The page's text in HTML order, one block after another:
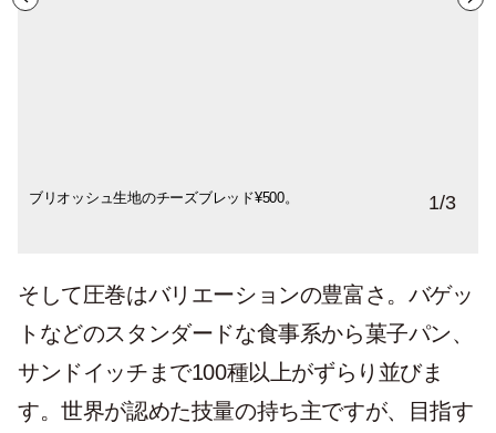
ブリオッシュ生地のチーズブレッド¥500。
抹茶とホワイトチョコ¥280。
クルミ&チーズ入りカンパーニュ、ゴルゴ
1/3
そして圧巻はバリエーションの豊富さ。バゲッ
トなどのスタンダードな食事系から菓子パン、
サンドイッチまで100種以上がずらり並びま
す。世界が認めた技量の持ち主ですが、目指す